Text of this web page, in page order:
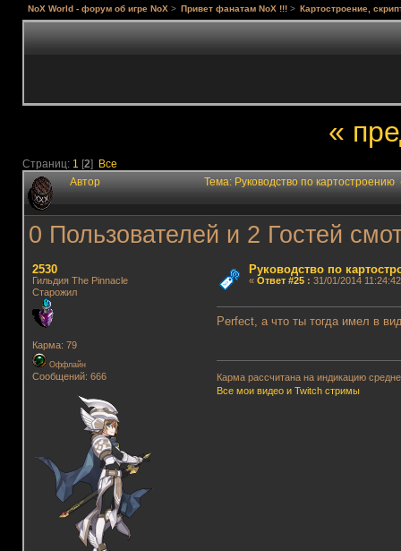
NoX World - форум об игре NoX > Привет фанатам NoX !!! > Картостроение,
«
Страниц: 1 [2] Все
Автор Тема: Руководство по
0 Пользователей и 2 Гостей
2530
Гильдия The Pinnacle
Старожил
Карма: 79
Оффлайн
Сообщений: 666
Руководство по
« Ответ #25: 31/01/2014
Perfect, а что ты тогда имел в
Карма рассчитана на индикацию
Все мои видео и Twitch стримы